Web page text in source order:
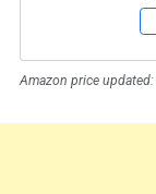
Amazon price updated: